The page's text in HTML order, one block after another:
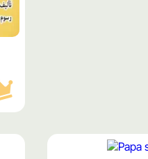
محتوى